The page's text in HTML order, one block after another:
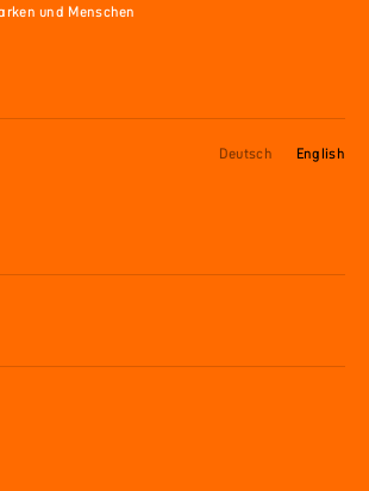
und Menschen
Deutsch English